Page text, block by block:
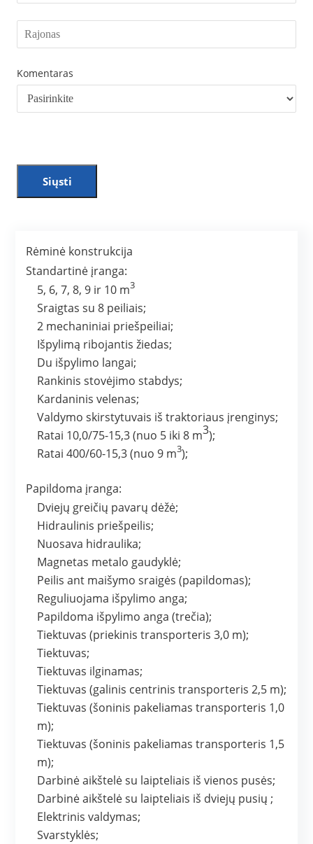
Komentaras
Siųsti
Rėminė konstrukcija
Standartinė įranga:
5, 6, 7, 8, 9 ir 10 m3
Sraigtas su 8 peiliais;
2 mechaniniai priešpeiliai;
Išpylimą ribojantis žiedas;
Du išpylimo langai;
Rankinis stovėjimo stabdys;
Kardaninis velenas;
Valdymo skirstytuvais iš traktoriaus įrenginys;
Ratai 10,0/75-15,3 (nuo 5 iki 8 m3);
Ratai 400/60-15,3 (nuo 9 m3);
Papildoma įranga:
Dviejų greičių pavarų dėžė;
Hidraulinis priešpeilis;
Nuosava hidraulika;
Magnetas metalo gaudyklė;
Peilis ant maišymo sraigės (papildomas);
Reguliuojama išpylimo anga;
Papildoma išpylimo anga (trečia);
Tiektuvas (priekinis transporteris 3,0 m);
Tiektuvas;
Tiektuvas ilginamas;
Tiektuvas (galinis centrinis transporteris 2,5 m);
Tiektuvas (šoninis pakeliamas transporteris 1,0
m);
Tiektuvas (šoninis pakeliamas transporteris 1,5
m);
Darbinė aikštelė su laipteliais iš vienos pusės;
Darbinė aikštelė su laipteliais iš dviejų pusių ;
Elektrinis valdymas;
Svarstyklės;